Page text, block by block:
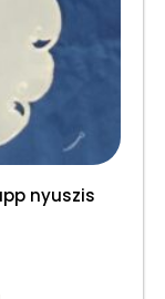
nyuszis